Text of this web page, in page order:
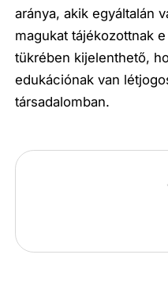
aránya, akik egyáltalán
magukat tájékozottnak
tükrében kijelenthető,
edukációnak van
társadalomban.